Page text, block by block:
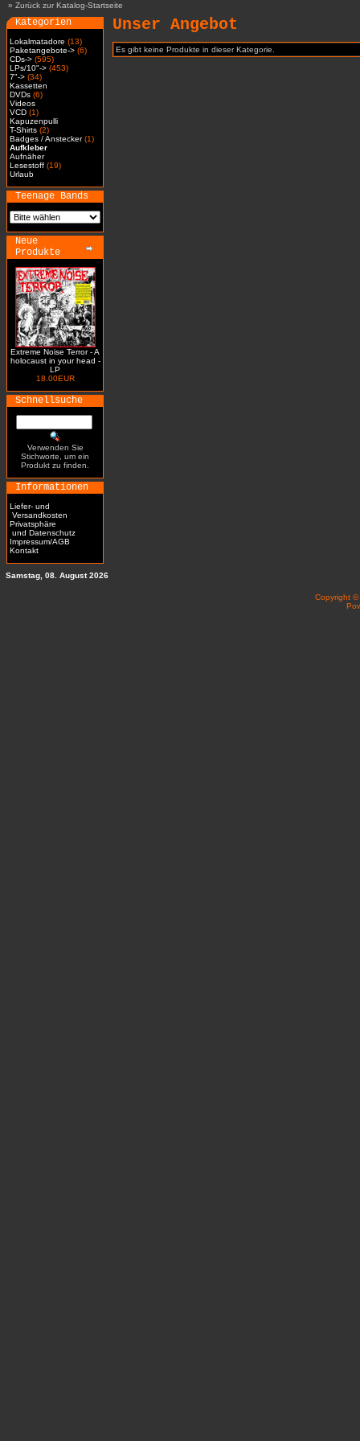
» Zurück zur Katalog-Startseite
Kategorien
Lokalmatadore (13)
Paketangebote-> (6)
CDs-> (595)
LPs/10"-> (453)
7"-> (34)
Kassetten
DVDs (6)
Videos
VCD (1)
Kapuzenpulli
T-Shirts (2)
Badges / Anstecker(1)
Aufkleber
Aufnäher
Lesestoff (19)
Urlaub
Teenage Bands
Neue
Produkte
Extreme Noise Terror - A
holocaust in your head -
LP
18.00EUR
Schnellsuche
Verwenden Sie
Stichworte, um ein
Produkt zu finden.
Informationen
Liefer- und
Versandkosten
Privatsphäre
und Datenschutz
Impressum/AGB
Kontakt
Unser Angebot
Es gibt keine Produkte in dieser Kategorie.
Samstag, 08. August 2026
Copyright